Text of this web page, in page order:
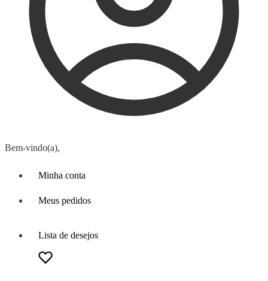
Bem-vindo(a),
Minha conta
Meus pedidos
Lista de desejos